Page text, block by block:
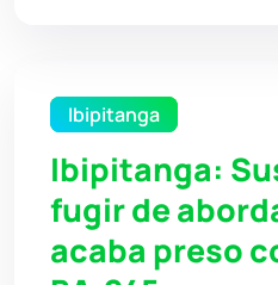
Ibipitanga
Ibipitanga:
fugir de
acaba preso